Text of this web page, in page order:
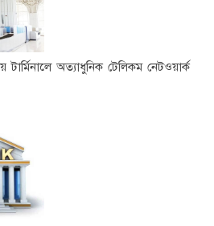
অত্যাধুনিক টেলিকম নেটওয়ার্ক